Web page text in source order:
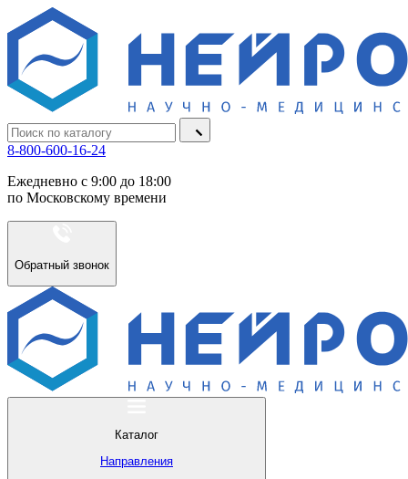
8-800-600-16-24
Ежедневно с 9:00 до 18:00
по Московскому времени
Обратный звонок
Каталог
Направления